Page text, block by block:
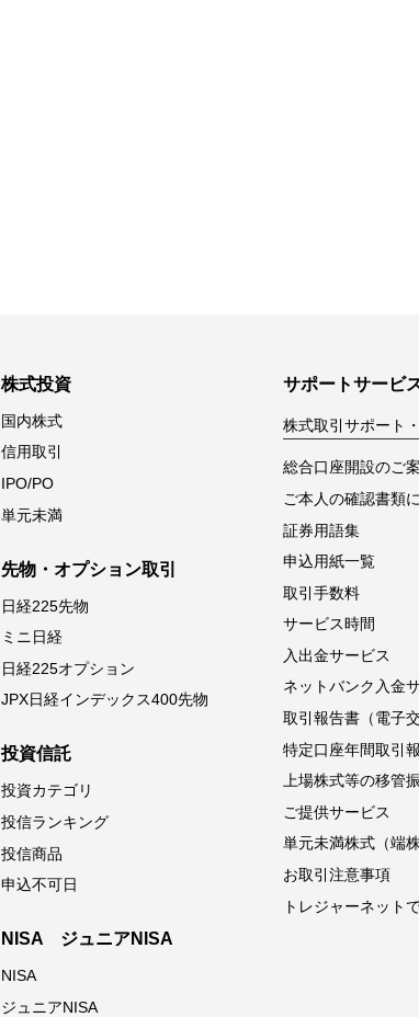
株式投資
国内株式
信用取引
IPO/PO
単元未満
先物・オプション取引
日経225先物
ミニ日経
日経225オプション
JPX日経インデックス400先物
投資信託
投資カテゴリ
投信ランキング
投信商品
申込不可日
NISA ジュニアNISA
NISA
ジュニアNISA
サポートサービ
株式取引サポート
総合口座開設のご
ご本人の確認書類
証券用語集
申込用紙一覧
取引手数料
サービス時間
入出金サービス
ネットバンク入金
取引報告書（電子
特定口座年間取引
上場株式等の移管
ご提供サービス
単元未満株式（端
お取引注意事項
トレジャーネット